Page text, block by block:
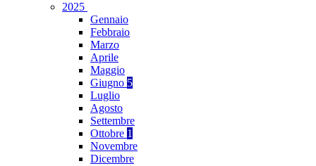
2025
Gennaio
Febbraio
Marzo
Aprile
Maggio
Giugno 5
Luglio
Agosto
Settembre
Ottobre 1
Novembre
Dicembre